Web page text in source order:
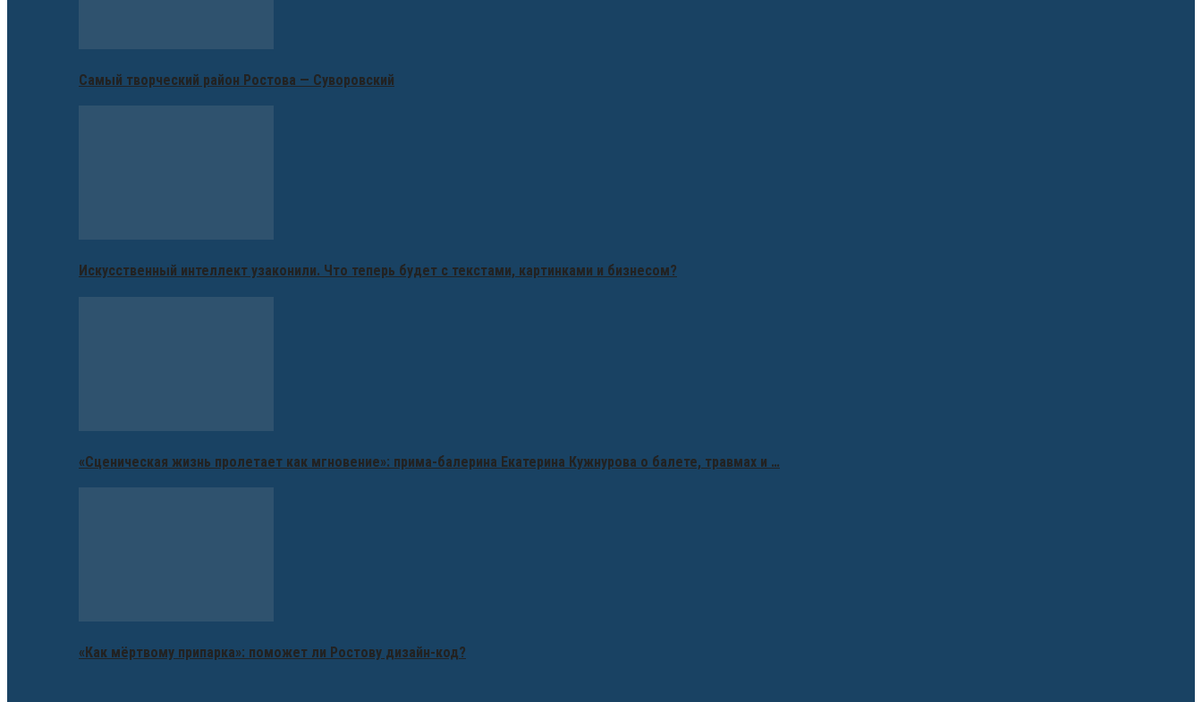
Самый творческий район Ростова — Суворовский
Искусственный интеллект узаконили. Что теперь будет с текстами, картинками и бизнесом?
«Сценическая жизнь пролетает как мгновение»: прима-балерина Екатерина Кужнурова о балете, травмах и …
«Как мёртвому припарка»: поможет ли Ростову дизайн-код?